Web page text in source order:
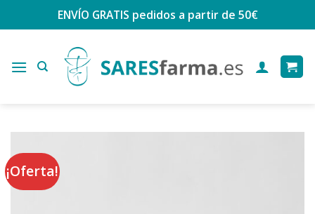
ENVÍO GRATIS pedidos a partir de 50€
¡Oferta!